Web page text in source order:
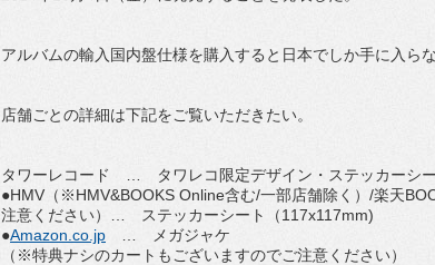
アルバムの輸入国内盤仕様を購入すると日本でしか手に入ら
店舗ごとの詳細は下記をご覧いただきたい。
タワーレコード … タワレコ限定デザイン・ステッカーシ
●HMV（※HMV&BOOKS Online含む/一部店舗除く）/楽天
注意ください）… ステッカーシート（117x117mm)
●Amazon.co.jp … メガジャケ
（※特典ナシのカートもございますのでご注意ください）